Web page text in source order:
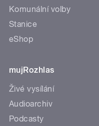
Komunální volby
Stanice
eShop
mujRozhlas
Živé vysílání
Audioarchiv
Podcasty